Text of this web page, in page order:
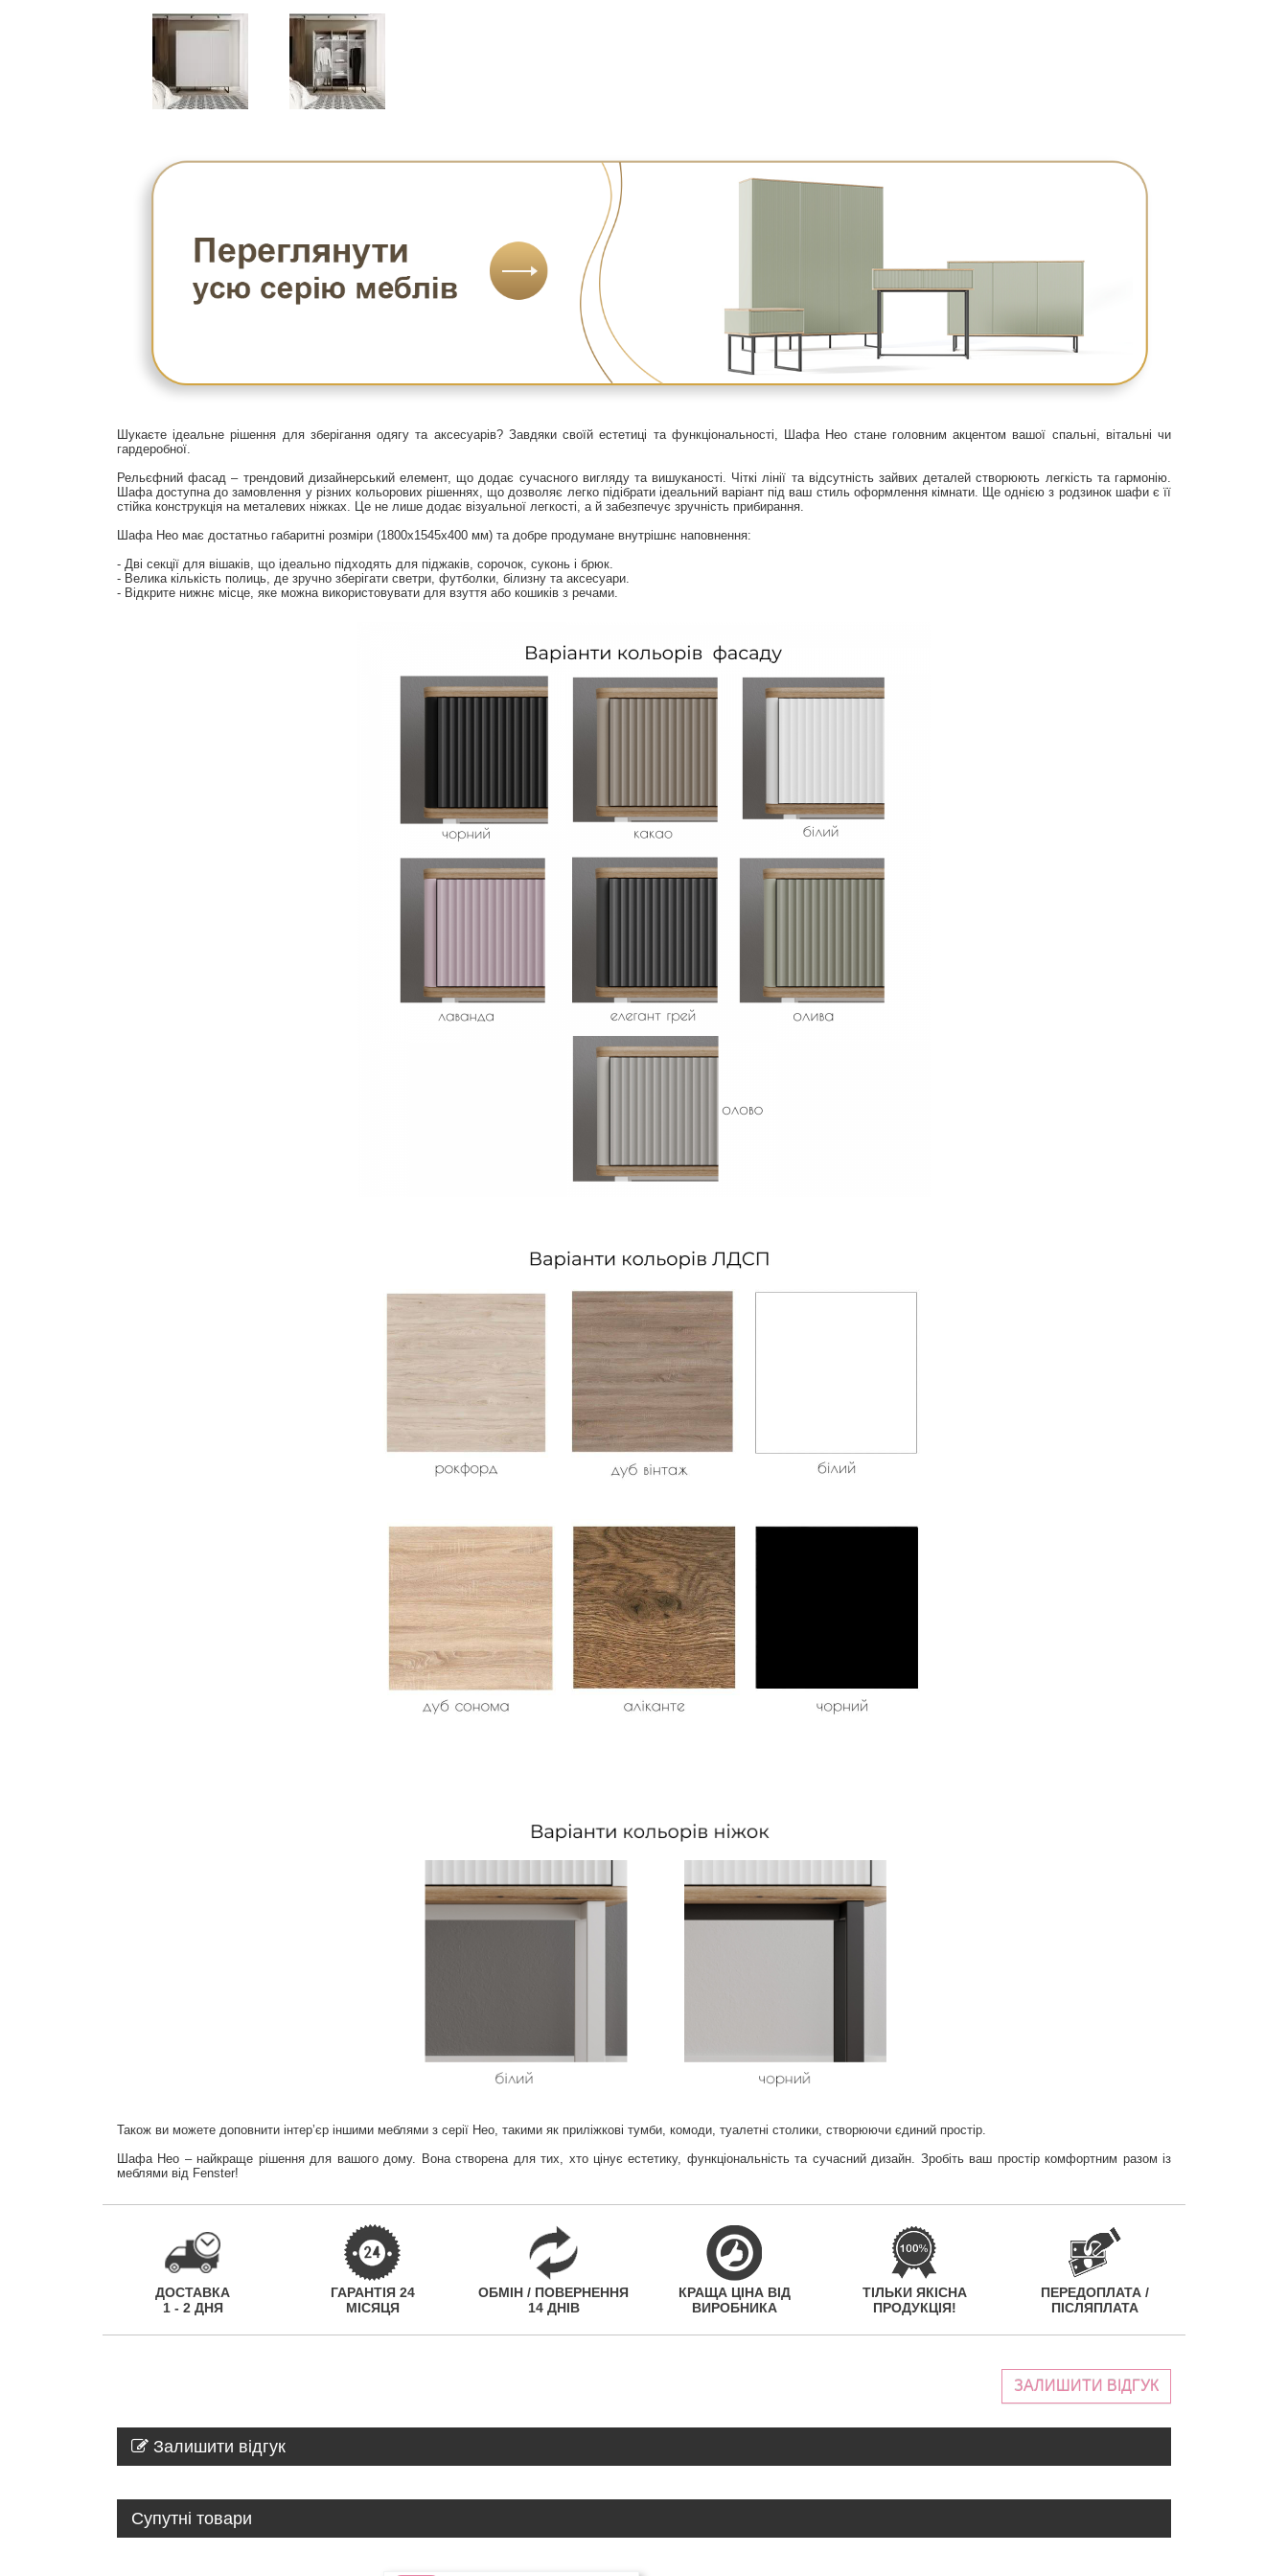
Шукаєте ідеальне рішення для зберігання одягу та аксесуарів? Завдяки своїй естетиці та функціональності, Шафа Нео стане головним акцентом вашої спальні, вітальні чи
гардеробної.
Рельєфний фасад – трендовий дизайнерський елемент, що додає сучасного вигляду та вишуканості. Чіткі лінії та відсутність зайвих деталей створюють легкість та гармонію.
Шафа доступна до замовлення у різних кольорових рішеннях, що дозволяє легко підібрати ідеальний варіант під ваш стиль оформлення кімнати. Ще однією з родзинок шафи є її
стійка конструкція на металевих ніжках. Це не лише додає візуальної легкості, а й забезпечує зручність прибирання.
Шафа Нео має достатньо габаритні розміри (1800х1545х400 мм) та добре продумане внутрішнє наповнення:
- Дві секції для вішаків, що ідеально підходять для піджаків, сорочок, суконь і брюк.
- Велика кількість полиць, де зручно зберігати светри, футболки, білизну та аксесуари.
- Відкрите нижнє місце, яке можна використовувати для взуття або кошиків з речами.
Також ви можете доповнити інтер’єр іншими меблями з серії Нео, такими як приліжкові тумби, комоди, туалетні столики, створюючи єдиний простір.
Шафа Нео – найкраще рішення для вашого дому. Вона створена для тих, хто цінує естетику, функціональність та сучасний дизайн. Зробіть ваш простір комфортним разом із
меблями від Fenster!
ДОСТАВКА
1 - 2 ДНЯ
ГАРАНТІЯ 24
МІСЯЦЯ
ОБМІН / ПОВЕРНЕННЯ
14 ДНІВ
КРАЩА ЦІНА ВІД
ВИРОБНИКА
ТІЛЬКИ ЯКІСНА
ПРОДУКЦІЯ!
ПЕРЕДОПЛАТА /
ПІСЛЯПЛАТА
ЗАЛИШИТИ ВІДГУК
Залишити відгук
Супутні товари